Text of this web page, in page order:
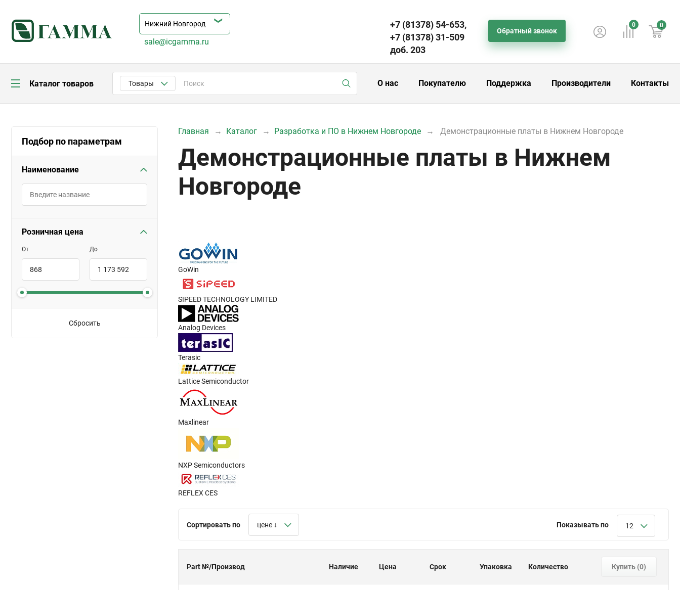
+7 (81378) 54-653,
+7 (81378) 31-509
доб. 203
Обратный звонок
sale@icgamma.ru
0 0
Каталог товаров Товары О нас Покупателю Поддержка Производители Контакты
Подбор по параметрам
Наименование
Розничная цена
От До
Сбросить
Главная Каталог Разработка и ПО в Нижнем Новгороде Демонстрационные платы в Нижнем Новгороде
Демонстрационные платы в Нижнем
Новгороде
GoWin
SIPEED TECHNOLOGY LIMITED
Analog Devices
Terasic
Lattice Semiconductor
Maxlinear
NXP Semiconductors
REFLEX CES
Сортировать по цене ↓ Показывать по 12
Part №/Производ Наличие Цена Срок Упаковка Количество Купить (0)